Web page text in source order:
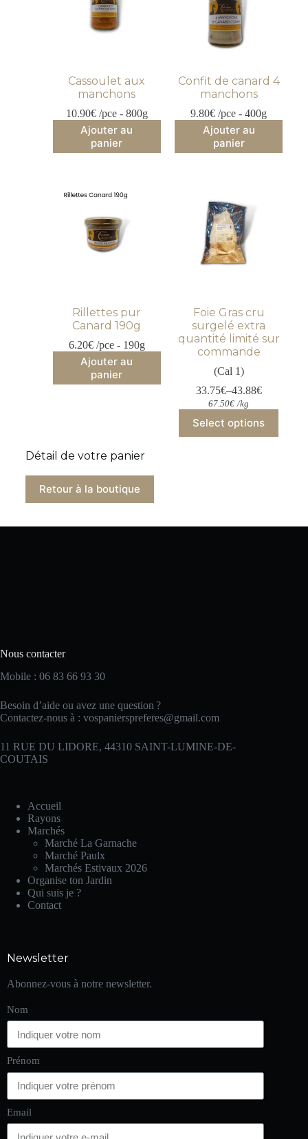
Cassoulet aux
manchons
10.90€ /pce - 800g
Ajouter au
panier
Confit de canard 4
manchons
9.80€ /pce - 400g
Ajouter au
panier
Rillettes pur
Canard 190g
6.20€ /pce - 190g
Ajouter au
panier
Foie Gras cru
surgelé extra
quantité limité sur
commande
(Cal 1)
33.75€–43.88€
67.50€ /kg
Select options
Détail de votre panier
Retour à la boutique
Nous contacter
Mobile : 06 83 66 93 30
Besoin d’aide ou avez une question ?
Contactez-nous à : vospanierspreferes@gmail.com
11 RUE DU LIDORE, 44310 SAINT-LUMINE-DE-
COUTAIS
Accueil
Rayons
Marchés
Marché La Garnache
Marché Paulx
Marchés Estivaux 2026
Organise ton Jardin
Qui suis je ?
Contact
Newsletter
Abonnez-vous à notre newsletter.
Nom
Prénom
Email